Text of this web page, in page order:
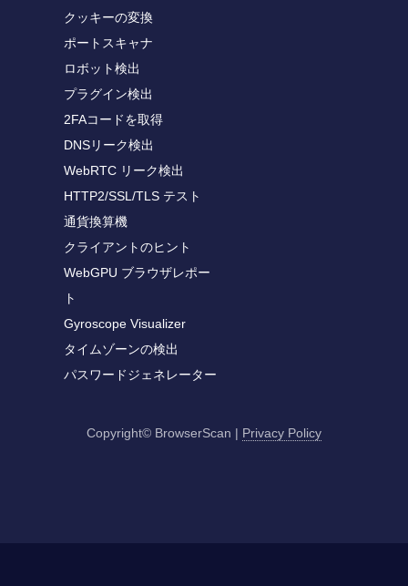
クッキーの変換
ポートスキャナ
ロボット検出
プラグイン検出
2FAコードを取得
DNSリーク検出
WebRTC リーク検出
HTTP2/SSL/TLS テスト
通貨換算機
クライアントのヒント
WebGPU ブラウザレポー
ト
Gyroscope Visualizer
タイムゾーンの検出
パスワードジェネレーター
Copyright© BrowserScan | Privacy Policy